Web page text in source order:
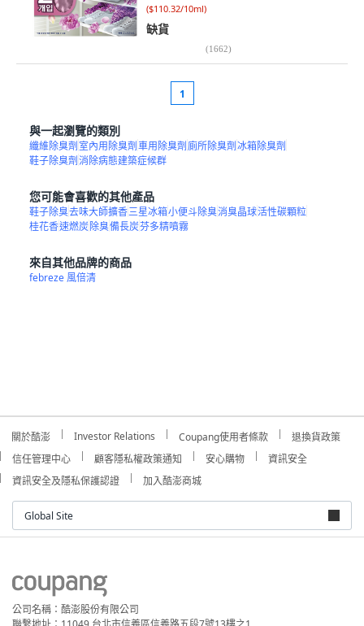
($110.32/10ml)
缺貨
(1662)
1
與一起瀏覽的類別
纖維除臭劑室內用除臭劑車用除臭劑廁所除臭劑冰箱除臭劑
鞋子除臭劑消除病態建築症候群
您可能會喜歡的其他產品
鞋子除臭去味大師擴香三星冰箱小便斗除臭消臭晶球活性碳顆粒
桂花香速燃炭除臭備長炭芬多精噴霧
來自其他品牌的商品
febreze 風倍清
關於酷澎 Investor Relations Coupang使用者條款
退換貨政策
信任管理中心
顧客隱私權政策通知 安心購物
資訊安全
資訊安全及隱私保護認證
加入酷澎商城
Global Site
公司名稱：酷澎股份有限公司